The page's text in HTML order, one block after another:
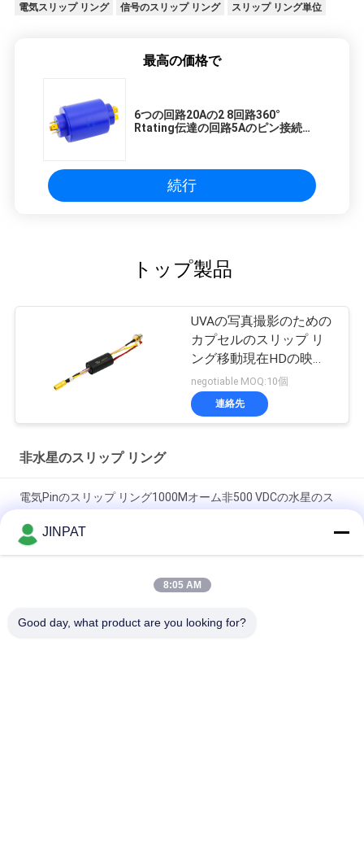
電気スリップ リング 信号のスリップ リング スリップ リング単位
最高の価格で
6つの回路20Aの2 8回路360°
Rtating伝達の回路5Aのピン接続の
続行
トップ製品
UVAの写真撮影のための
カプセルのスリップ リ
ング移動現在HDの映像
信号
negotiable MOQ:10個
連絡先
非水星のスリップ リング
電気Pinのスリップ リング1000Mオーム非500 VDCの水星のス
産業機械ケーブル巻き枠の回転式スリップ リング300rpm 8回路
のスリップ リング
JINPAT
8:05 AM
Good day, what product are you looking for?